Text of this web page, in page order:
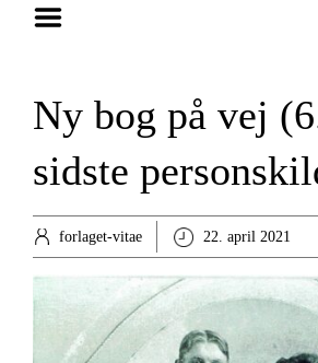
Ny bog på vej
sidste
forlaget-vitae 22. april 2021
Hjem
Bøger
Anmeldelser
Om
Kontakt